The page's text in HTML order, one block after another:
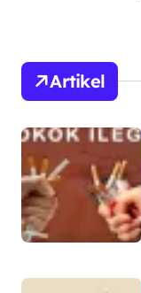
Artikel